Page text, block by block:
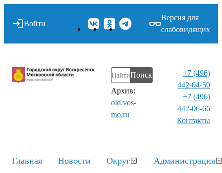
Войти
Версия для
слабовидящих
Поиск
Архив:
old.vos-
mo.ru
+7 (496)
442-04-50
+7 (496)
442-06-66
Контакты⁠
Главная Новости Округ Администрация